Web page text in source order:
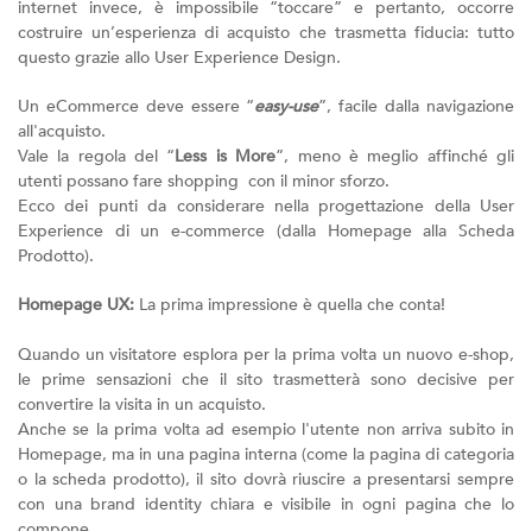
internet invece, è impossibile “toccare” e pertanto, occorre
costruire un’esperienza di acquisto che trasmetta fiducia: tutto
questo grazie allo User Experience Design.
Un eCommerce deve essere “easy-use”, facile dalla navigazione
all'acquisto.
Vale la regola del “Less is More”, meno è meglio affinché gli
utenti possano fare shopping con il minor sforzo.
Ecco dei punti da considerare nella progettazione della User
Experience di un e-commerce (dalla Homepage alla Scheda
Prodotto).
Homepage UX: La prima impressione è quella che conta!
Quando un visitatore esplora per la prima volta un nuovo e-shop,
le prime sensazioni che il sito trasmetterà sono decisive per
convertire la visita in un acquisto.
Anche se la prima volta ad esempio l'utente non arriva subito in
Homepage, ma in una pagina interna (come la pagina di categoria
o la scheda prodotto), il sito dovrà riuscire a presentarsi sempre
con una brand identity chiara e visibile in ogni pagina che lo